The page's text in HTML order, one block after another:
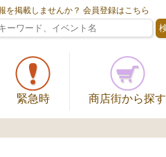
を掲載しませんか？ 会員登録はこちら
緊急時 商店街から探す